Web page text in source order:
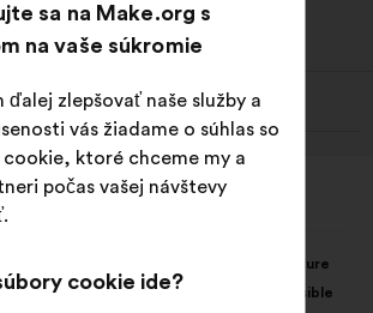
ZAUJATIE STANOVISKA
OD MA BOUSSOLE AIDANTS:
Aidants
le virage domiciliaire grâce à une meilleure
en faveur des solutions le rendant possible
sa na Make.org s
na vaše súkromie
ďalej zlepšovať naše služby a
vás žiadame o súhlas so
cookie, ktoré chceme my a
počas vašej návštevy
cookie ide?